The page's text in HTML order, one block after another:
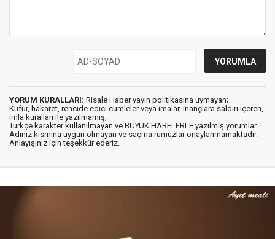
YORUM KURALLARI: Risale Haber yayın politikasına uymayan;
Küfür, hakaret, rencide edici cümleler veya imalar, inançlara saldırı içeren,
imla kuralları ile yazılmamış,
Türkçe karakter kullanılmayan ve BÜYÜK HARFLERLE yazılmış yorumlar
Adınız kısmına uygun olmayan ve saçma rumuzlar onaylanmamaktadır.
Anlayışınız için teşekkür ederiz.